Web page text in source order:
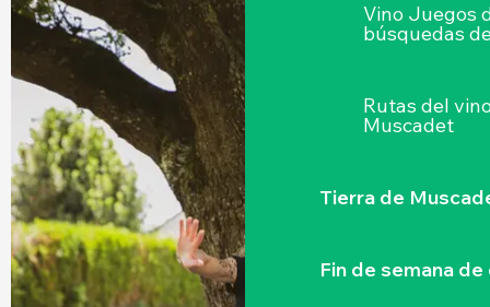
Vino Juegos
búsquedas
Rutas del
Muscadet
Tierra de
Fin de semana